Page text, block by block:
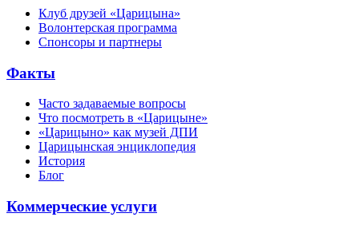
Клуб друзей «Царицына»
Волонтерская программа
Спонсоры и партнеры
Факты
Часто задаваемые вопросы
Что посмотреть в «Царицыне»
«Царицыно» как музей ДПИ
Царицынская энциклопедия
История
Блог
Коммерческие услуги